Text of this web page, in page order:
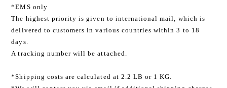
*EMS only
The highest priority is given to international mail, which is
delivered to customers in various countries within 3 to 18
days.
A tracking number will be attached.
*Shipping costs are calculated at 2.2 LB or 1 KG.